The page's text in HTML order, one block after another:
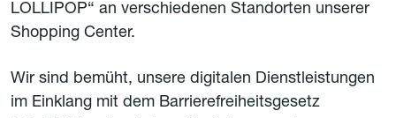
LOLLIPOP“ an verschiedenen Standorten unserer
Shopping Center.
Wir sind bemüht, unsere digitalen Dienstleistungen
im Einklang mit dem Barrierefreiheitsgesetz